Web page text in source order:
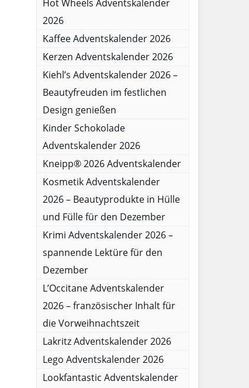
Hot Wheels Adventskalender
2026
Kaffee Adventskalender 2026
Kerzen Adventskalender 2026
Kiehl’s Adventskalender 2026 –
Beautyfreuden im festlichen
Design genießen
Kinder Schokolade
Adventskalender 2026
Kneipp® 2026 Adventskalender
Kosmetik Adventskalender
2026 – Beautyprodukte in Hülle
und Fülle für den Dezember
Krimi Adventskalender 2026 –
spannende Lektüre für den
Dezember
L’Occitane Adventskalender
2026 – französischer Inhalt für
die Vorweihnachtszeit
Lakritz Adventskalender 2026
Lego Adventskalender 2026
Lookfantastic Adventskalender